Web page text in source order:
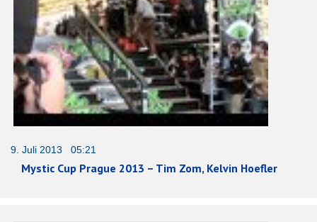
9. Juli 2013 05:21
Mystic Cup Prague 2013 – Tim Zom, Kelvin Hoefler